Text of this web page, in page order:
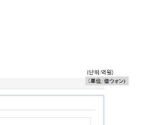
じく」投資に不適格な国
1日当たり1,214.4億ド
強く左右される状態